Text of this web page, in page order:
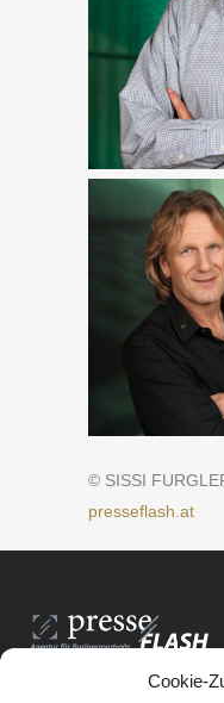
Cookie-
© SISSI
presseflash.at
PresseFlash e.U.